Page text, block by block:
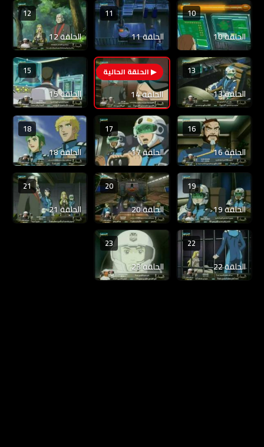
10
الحلقة 10
11
الحلقة 11
12
الحلقة 12
13
الحلقة 13
14
الحلقة 14
15
الحلقة 15
16
الحلقة 16
17
الحلقة 17
18
الحلقة 18
19
الحلقة 19
20
الحلقة 20
21
الحلقة 21
22
الحلقة 22
23
الحلقة 23